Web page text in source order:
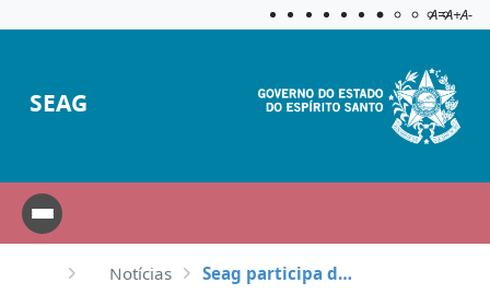
Aplicar
A=A+A-
SEAG
Notícias Seag participa da III Semana da Rastreabilidade com palestra sobre exigências para produtores rurais